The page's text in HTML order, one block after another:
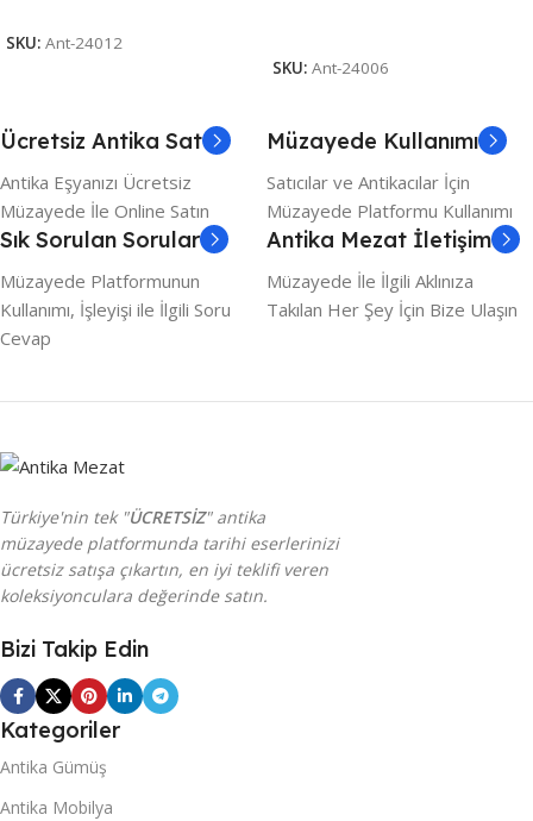
SKU: Ant-24012
SKU: Ant-24006
Ücretsiz Antika Sat
Antika Eşyanızı Ücretsiz
Müzayede İle Online Satın
Müzayede Kullanımı
Satıcılar ve Antikacılar İçin
Müzayede Platformu Kullanımı
Sık Sorulan Sorular
Müzayede Platformunun
Kullanımı, İşleyişi ile İlgili Soru
Cevap
Antika Mezat İletişim
Müzayede İle İlgili Aklınıza
Takılan Her Şey İçin Bize Ulaşın
Türkiye'nin tek "ÜCRETSİZ" antika
müzayede platformunda tarihi eserlerinizi
ücretsiz satışa çıkartın, en iyi teklifi veren
koleksiyonculara değerinde satın.
Bizi Takip Edin
Kategoriler
Antika Gümüş
Antika Mobilya